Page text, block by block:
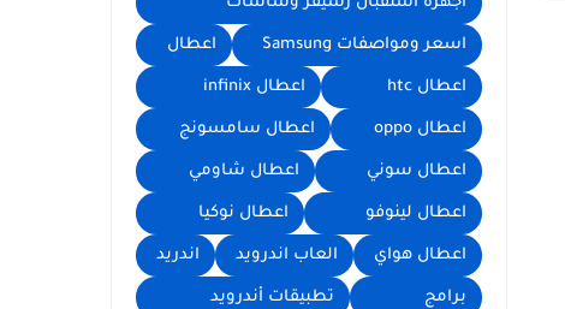
اسعر ومواصفات Samsung اعطال
اعطال htc اعطال infinix
اعطال oppo اعطال سامسونج
اعطال سوني اعطال شاومي
اعطال لينوفو اعطال نوكيا
اعطال هواي العاب اندرويد اندريد
برامج تطبيقات أندرويد